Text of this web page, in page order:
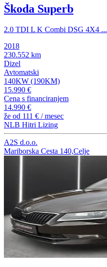
Škoda Superb
2.0 TDI L K Combi DSG 4X4 ...
2018
230.552 km
Dizel
Avtomatski
140KW (190KM)
15.990 €
Cena s financiranjem
14.990 €
že od 111 € / mesec
NLB Hitri Lizing
A2S d.o.o.
Mariborska Cesta 140,Celje